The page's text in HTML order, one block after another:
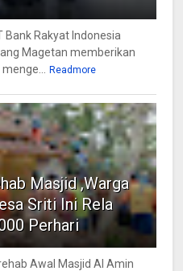
Rakyat Indonesia
Magetan memberikan
Readmore
Masjid ,Warga
Sriti Ini Rela
Perhari
Awal Masjid Al Amin